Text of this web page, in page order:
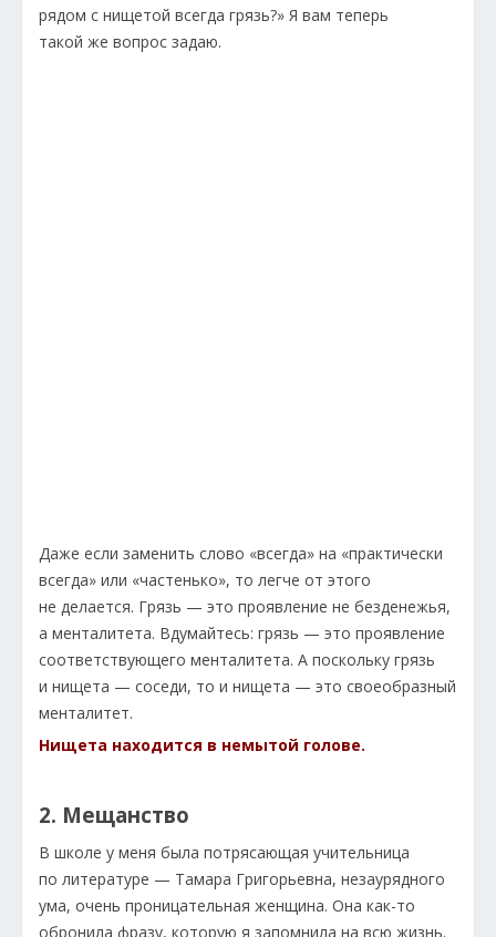
рядом с нищетой всегда грязь?» Я вам теперь
такой же вопрос задаю.
Даже если заменить слово «всегда» на «практически
всегда» или «частенько», то легче от этого
не делается. Грязь — это проявление не безденежья,
а менталитета. Вдумайтесь: грязь — это проявление
соответствующего менталитета. А поскольку грязь
и нищета — соседи, то и нищета — это своеобразный
менталитет.
Нищета находится в немытой голове.
2. Мещанство
В школе у меня была потрясающая учительница
по литературе — Тамара Григорьевна, незаурядного
ума, очень проницательная женщина. Она как-то
обронила фразу, которую я запомнила на всю жизнь.